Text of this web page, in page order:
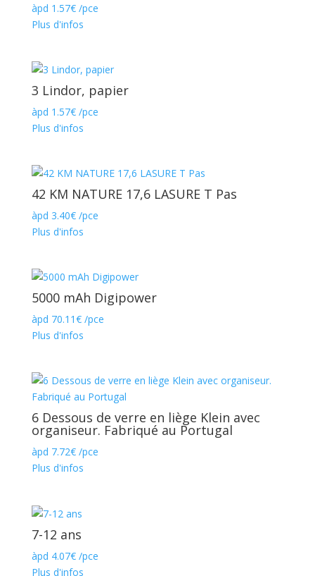
àpd 1.57€/pce
Plus d'infos
3 Lindor, papier
àpd 1.57€/pce
Plus d'infos
42 KM NATURE 17,6 LASURE T Pas
àpd 3.40€/pce
Plus d'infos
5000 mAh Digipower
àpd 70.11€/pce
Plus d'infos
6 Dessous de verre en liège Klein avec
organiseur. Fabriqué au Portugal
àpd 7.72€/pce
Plus d'infos
7-12 ans
àpd 4.07€/pce
Plus d'infos